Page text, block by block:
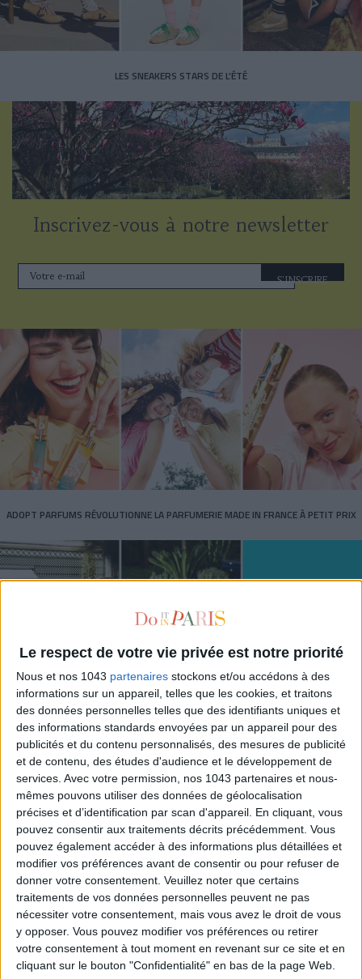
Le respect de votre vie privée est notre priorité
Nous et nos 1043 partenaires stockons et/ou accédons à des
informations sur un appareil, telles que les cookies, et traitons
des données personnelles telles que des identifiants uniques et
des informations standards envoyées par un appareil pour des
publicités et du contenu personnalisés, des mesures de publicité
et de contenu, des études d'audience et le développement de
services. Avec votre permission, nos 1043 partenaires et nous-
mêmes pouvons utiliser des données de géolocalisation
précises et d’identification par scan d'appareil. En cliquant, vous
pouvez consentir aux traitements décrits précédemment. Vous
pouvez également accéder à des informations plus détaillées et
modifier vos préférences avant de consentir ou pour refuser de
donner votre consentement. Veuillez noter que certains
traitements de vos données personnelles peuvent ne pas
nécessiter votre consentement, mais vous avez le droit de vous
y opposer. Vous pouvez modifier vos préférences ou retirer
votre consentement à tout moment en revenant sur ce site et en
cliquant sur le bouton "Confidentialité" en bas de la page Web.
LES SNEAKERS STARS DE L’ÉTÉ
Inscrivez-vous à notre newsletter
S'INSCRIRE
ADOPT PARFUMS RÉVOLUTIONNE LA PARFUMERIE MADE IN FRANCE À PETIT PRIX
TOUT CE QUE VOUS DEVEZ FAIRE À PARIS EN AOÛT
LES SPF 50 QUI DONNENT ENVIE DE SE TARTINER